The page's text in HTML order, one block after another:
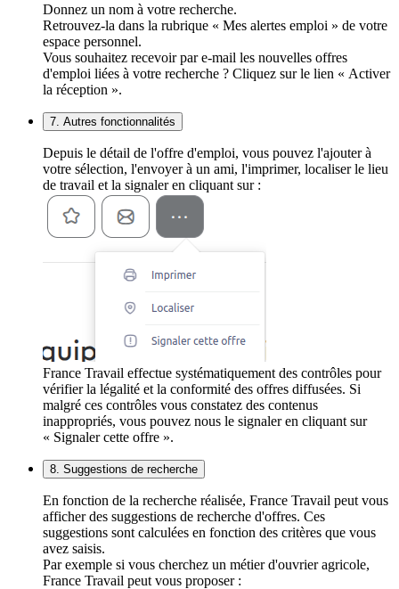
Donnez un nom à votre recherche.
Retrouvez-la dans la rubrique « Mes alertes emploi » de votre
espace personnel.
Vous souhaitez recevoir par e-mail les nouvelles offres
d'emploi liées à votre recherche ? Cliquez sur le lien « Activer
la réception ».
7. Autres fonctionnalités
Depuis le détail de l'offre d'emploi, vous pouvez l'ajouter à
votre sélection, l'envoyer à un ami, l'imprimer, localiser le lieu
de travail et la signaler en cliquant sur :
France Travail effectue systématiquement des contrôles pour
vérifier la légalité et la conformité des offres diffusées. Si
malgré ces contrôles vous constatez des contenus
inappropriés, vous pouvez nous le signaler en cliquant sur
« Signaler cette offre ».
8. Suggestions de recherche
En fonction de la recherche réalisée, France Travail peut vous
afficher des suggestions de recherche d'offres. Ces
suggestions sont calculées en fonction des critères que vous
avez saisis.
Par exemple si vous cherchez un métier d'ouvrier agricole,
France Travail peut vous proposer :